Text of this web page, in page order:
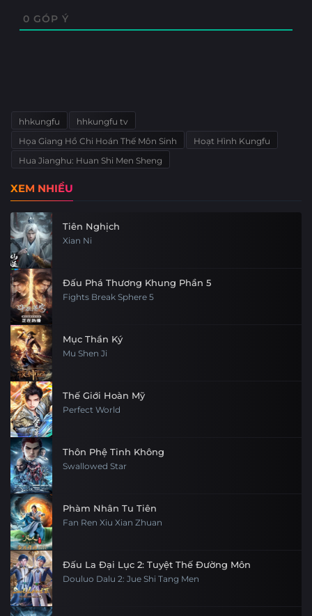
0 GÓP Ý
hhkungfu
hhkungfu tv
Họa Giang Hồ Chi Hoán Thế Môn Sinh
Hoạt Hình Kungfu
Hua Jianghu: Huan Shi Men Sheng
XEM NHIỀU
Tiên Nghịch
Xian Ni
Đấu Phá Thương Khung Phần 5
Fights Break Sphere 5
Mục Thần Ký
Mu Shen Ji
Thế Giới Hoàn Mỹ
Perfect World
Thôn Phệ Tinh Không
Swallowed Star
Phàm Nhân Tu Tiên
Fan Ren Xiu Xian Zhuan
Đấu La Đại Lục 2: Tuyệt Thế Đường Môn
Douluo Dalu 2: Jue Shi Tang Men